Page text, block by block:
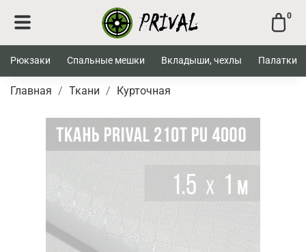
0
Рюкзаки Спальные мешки Вкладыши, чехлы Палатки
Главная Ткани Курточная